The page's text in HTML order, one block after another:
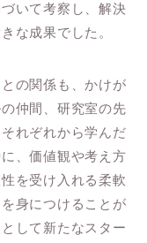
いて考察し、解決
な成果でした。
の関係も、かけが
仲間、研究室の先
れぞれから学んだ
、価値観や考え方
を受け入れる柔軟
身につけることが
して新たなスター